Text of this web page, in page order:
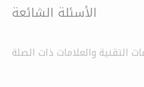
الأسئلة الشائعة
التقنية والعلامات ذات الصلة